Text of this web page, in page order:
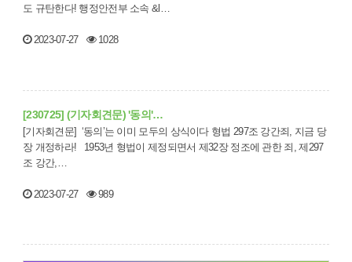
도 규탄한다! 행정안전부 소속 &l…
2023-07-27 1028
[230725] (기자회견문) '동의'…
[기자회견문] ‘동의’는 이미 모두의 상식이다 형법 297조 강간죄, 지금 당
장 개정하라! 1953년 형법이 제정되면서 제32장 정조에 관한 죄, 제297
조 강간,…
2023-07-27 989